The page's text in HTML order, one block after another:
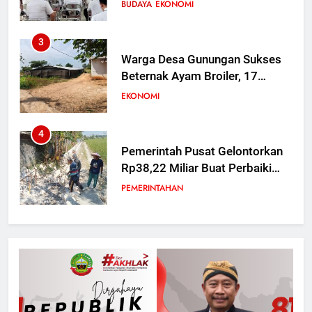
BUDAYA EKONOMI
3
Warga Desa Gunungan Sukses
Beternak Ayam Broiler, 17
Kandang Mampu Tampung 160
EKONOMI
4
Pemerintah Pusat Gelontorkan
Rp38,22 Miliar Buat Perbaiki
168 Titik Irigasi di Blora
PEMERINTAHAN
5
Kunduran Tetap Semangat KBM
di Rumah Warga Saat Sekolah
Direvitalisasi
SEKOLAH